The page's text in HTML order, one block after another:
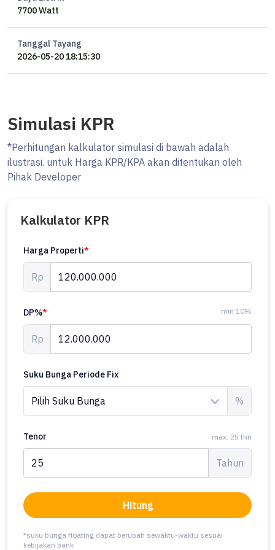
7700 Watt
Tanggal Tayang
2026-05-20 18:15:30
Simulasi KPR
*Perhitungan kalkulator simulasi di bawah adalah
ilustrasi. untuk Harga KPR/KPA akan ditentukan oleh
Pihak Developer
Kalkulator KPR
Harga Properti*
Rp
DP%* min 10%
Rp
Suku Bunga Periode Fix
%
Tenor max. 25 thn
Tahun
Hitung
*suku bunga floating dapat berubah sewaktu-waktu sesuai
kebijakan bank